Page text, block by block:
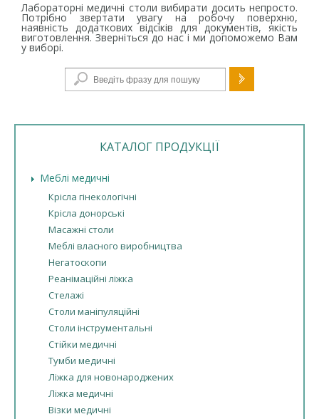
Лабораторні медичні столи вибирати досить непросто.
Потрібно звертати увагу на робочу поверхню,
наявність додаткових відсіків для документів, якість
виготовлення. Зверніться до нас і ми допоможемо Вам
у виборі.
Пошукова форма
КАТАЛОГ ПРОДУКЦІЇ
Меблі медичні
Крісла гінекологічні
Крісла донорські
Масажні столи
Меблі власного виробництва
Негатоскопи
Реанімаційні ліжка
Стелажі
Столи маніпуляційні
Столи інструментальні
Стійки медичні
Тумби медичні
Ліжка для новонароджених
Ліжка медичні
Візки медичні